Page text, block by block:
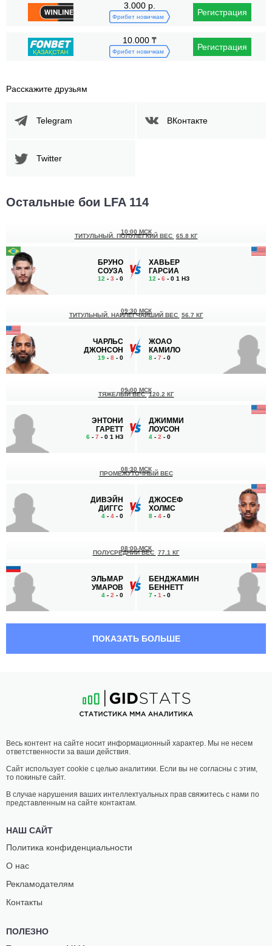
3.000 р.
Фрибет новичкам Регистрация
10.000 ₸
Фрибет новичкам Регистрация
Расскажите друзьям
Telegram ВКонтакте
Twitter
Остальные бои LFA 114
БРУНО
СОУЗА
12 - 3 - 0
10:00 МСК
ТИТУЛЬНЫЙ. ПОЛУЛЕГКИЙ ВЕС 65.8 КГ
ХАВЬЕР
ГАРСИА
12 - 6 - 0 1 НЗ
ЧАРЛЬС
ДЖОНСОН
19 - 8 - 0
09:30 МСК
ТИТУЛЬНЫЙ. НАИЛЕГЧАЙШИЙ ВЕС 56.7 КГ
ЖОАО
КАМИЛО
8 - 7 - 0
ЭНТОНИ
ГАРЕТТ
6 - 7 - 0 1 НЗ
09:00 МСК
ТЯЖЕЛЫЙ ВЕС 120.2 КГ
ДЖИММИ
ЛОУСОН
4 - 2 - 0
ДИВЭЙН
ДИГГС
4 - 4 - 0
08:30 МСК
ПРОМЕЖУТОЧНЫЙ ВЕС
ДЖОСЕФ
ХОЛМС
8 - 4 - 0
ЭЛЬМАР
УМАРОВ
4 - 2 - 0
08:00 МСК
ПОЛУСРЕДНИЙ ВЕС 77.1 КГ
БЕНДЖАМИН
БЕННЕТТ
7 - 1 - 0
МОРИАРТИ
3-1- 0
06:30 МСК
НАИЛЕГЧАЙШИЙ ВЕС 56.7 КГ
СКАНЛЭН
ПОКАЗАТЬ БОЛЬШЕ
Весь контент на сайте носит информационный характер. Мы не несем
ответственности за ваши действия.
Сайт использует cookie с целью аналитики. Если вы не согласны с этим,
то покиньте сайт.
В случае нарушения ваших интеллектуальных прав свяжитесь с нами по
представленным на сайте контактам.
НАШ САЙТ
Политика конфиденциальности
О нас
Рекламодателям
Контакты
ПОЛЕЗНО